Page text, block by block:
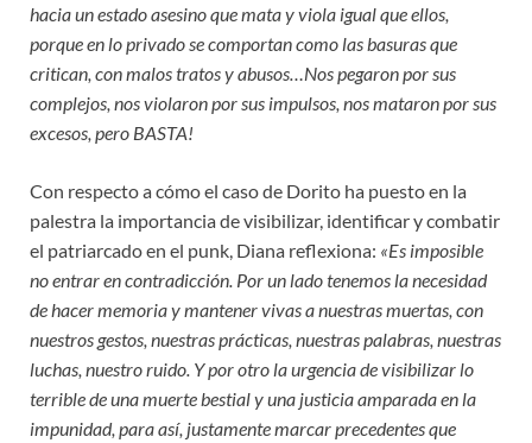
hacia un estado asesino que mata y viola igual que ellos,
porque en lo privado se comportan como las basuras que
critican, con malos tratos y abusos…Nos pegaron por sus
complejos, nos violaron por sus impulsos, nos mataron por sus
excesos, pero BASTA!
Con respecto a cómo el caso de Dorito ha puesto en la
palestra la importancia de visibilizar, identificar y combatir
el patriarcado en el punk, Diana reflexiona: «Es imposible
no entrar en contradicción. Por un lado tenemos la necesidad
de hacer memoria y mantener vivas a nuestras muertas, con
nuestros gestos, nuestras prácticas, nuestras palabras, nuestras
luchas, nuestro ruido. Y por otro la urgencia de visibilizar lo
terrible de una muerte bestial y una justicia amparada en la
impunidad, para así, justamente marcar precedentes que